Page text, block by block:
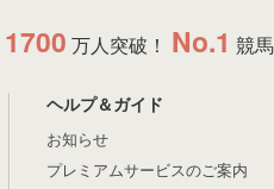
1700 万人突破！ No.1 競
ヘルプ＆ガイド
お知らせ
プレミアムサービスのご案内